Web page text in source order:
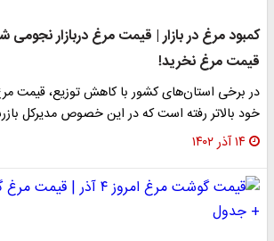
کمبود مرغ در بازار | قیمت مرغ دربازار نجومی
قیمت مرغ نخرید!
در برخی استان‌های کشور با کاهش توزیع، قیمت
خود بالاتر رفته است که در این خصوص مدیرکل
۱۴ آذر ۱۴۰۲